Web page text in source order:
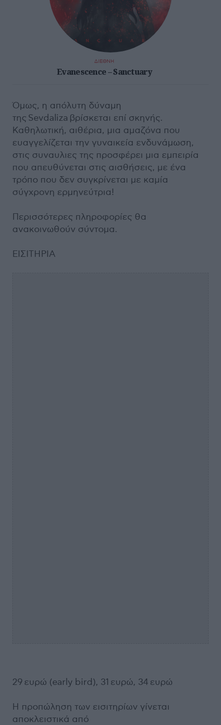
ΔΙΕΘΝΗ
Evanescence – Sanctuary
Όμως, η απόλυτη δύναμη
της Sevdaliza βρίσκεται επί σκηνής.
Καθηλωτική, αιθέρια, μια αμαζόνα που
ευαγγελίζεται την γυναικεία ενδυνάμωση,
στις συναυλιες της προσφέρει μια εμπειρία
που απευθύνεται στις αισθήσεις, με ένα
τρόπο που δεν συγκρίνεται με καμία
σύγχρονη ερμηνεύτρια!
Περισσότερες πληροφορίες θα
ανακοινωθούν σύντομα.
ΕΙΣΙΤΗΡΙΑ
29 ευρώ (early bird), 31 ευρώ, 34 ευρώ
Η προπώληση των εισιτηρίων γίνεται
αποκλειστικά από